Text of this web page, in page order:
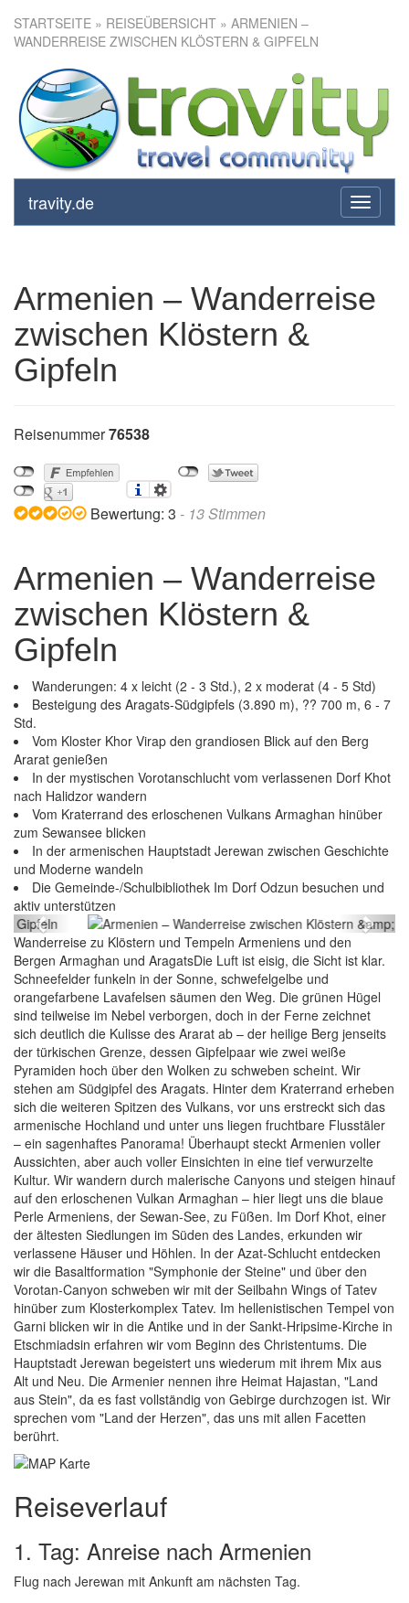
STARTSEITE » REISEÜBERSICHT » ARMENIEN –
WANDERREISE ZWISCHEN KLÖSTERN & GIPFELN
toggle
travity.de
Armenien – Wanderreise
zwischen Klöstern & Gipfeln
Armenien – Wanderreise
zwischen Klöstern &
Gipfeln
Reisenummer76538
Bewertung: 3 - 13Stimmen
Armenien – Wanderreise
zwischen Klöstern &
Gipfeln
Wanderungen: 4 x leicht (2 - 3 Std.), 2 x moderat (4 - 5 Std)
Besteigung des Aragats-Südgipfels (3.890 m), ?? 700 m, 6 - 7
Std.
Vom Kloster Khor Virap den grandiosen Blick auf den Berg
Ararat genießen
In der mystischen Vorotanschlucht vom verlassenen Dorf Khot
nach Halidzor wandern
Vom Kraterrand des erloschenen Vulkans Armaghan hinüber
zum Sewansee blicken
In der armenischen Hauptstadt Jerewan zwischen Geschichte
und Moderne wandeln
Die Gemeinde-/Schulbibliothek Im Dorf Odzun besuchen und
aktiv unterstützen
Armenien – Wanderreise zwischen Klöstern &
Gipfeln
Previous Next
Wanderreise zu Klöstern und Tempeln Armeniens und den
Bergen Armaghan und AragatsDie Luft ist eisig, die Sicht ist klar.
Schneefelder funkeln in der Sonne, schwefelgelbe und
orangefarbene Lavafelsen säumen den Weg. Die grünen Hügel
sind teilweise im Nebel verborgen, doch in der Ferne zeichnet
sich deutlich die Kulisse des Ararat ab – der heilige Berg jenseits
der türkischen Grenze, dessen Gipfelpaar wie zwei weiße
Pyramiden hoch über den Wolken zu schweben scheint. Wir
stehen am Südgipfel des Aragats. Hinter dem Kraterrand erheben
sich die weiteren Spitzen des Vulkans, vor uns erstreckt sich das
armenische Hochland und unter uns liegen fruchtbare Flusstäler
– ein sagenhaftes Panorama! Überhaupt steckt Armenien voller
Aussichten, aber auch voller Einsichten in eine tief verwurzelte
Kultur. Wir wandern durch malerische Canyons und steigen hinauf
auf den erloschenen Vulkan Armaghan – hier liegt uns die blaue
Perle Armeniens, der Sewan-See, zu Füßen. Im Dorf Khot, einer
der ältesten Siedlungen im Süden des Landes, erkunden wir
verlassene Häuser und Höhlen. In der Azat-Schlucht entdecken
wir die Basaltformation "Symphonie der Steine" und über den
Vorotan-Canyon schweben wir mit der Seilbahn Wings of Tatev
hinüber zum Klosterkomplex Tatev. Im hellenistischen Tempel von
Garni blicken wir in die Antike und in der Sankt-Hripsime-Kirche in
Etschmiadsin erfahren wir vom Beginn des Christentums. Die
Hauptstadt Jerewan begeistert uns wiederum mit ihrem Mix aus
Alt und Neu. Die Armenier nennen ihre Heimat Hajastan, "Land
aus Stein", da es fast vollständig von Gebirge durchzogen ist. Wir
sprechen vom "Land der Herzen", das uns mit allen Facetten
berührt.
Reiseverlauf
1. Tag: Anreise nach Armenien
Flug nach Jerewan mit Ankunft am nächsten Tag.